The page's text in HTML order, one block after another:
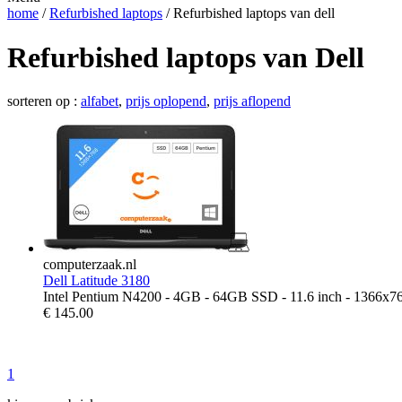
home /Refurbished laptops / Refurbished laptops van dell
Refurbished laptops van Dell
sorteren op : alfabet, prijs oplopend, prijs aflopend
computerzaak.nl
Dell Latitude 3180
Intel Pentium N4200 - 4GB - 64GB SSD - 11.6 inch -
€ 145.00
1